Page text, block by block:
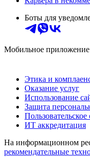
Боты для
Мобильное приложение
Этика и
Оказание услуг
Использование
Защита
ИТ аккредитация
На информационном
рекомендательные